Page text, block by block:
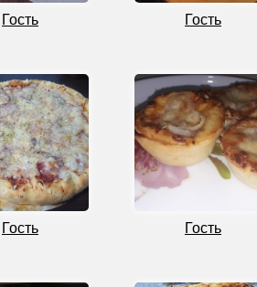
Гость Гость
Гость Гость